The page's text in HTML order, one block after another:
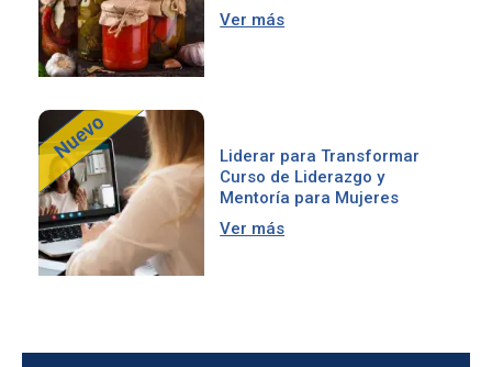
Ver más
Liderar para Transformar
Curso de Liderazgo y
Mentoría para Mujeres
Ver más